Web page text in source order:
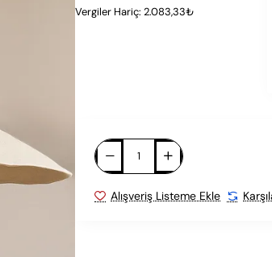
Vergiler Hariç: 2.083,33₺
Alışveriş Listeme Ekle